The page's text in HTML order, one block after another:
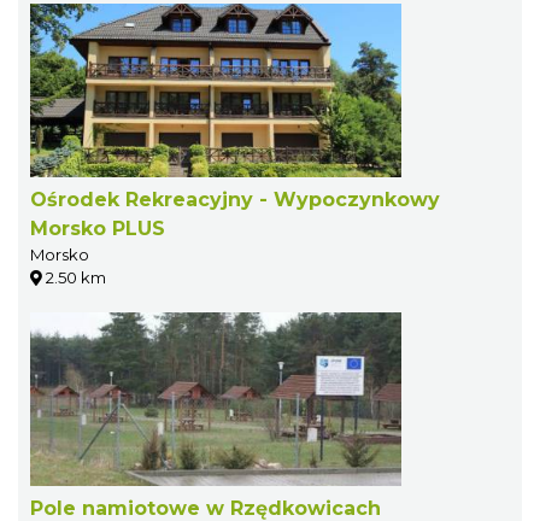
Ośrodek Rekreacyjny - Wypoczynkowy
Morsko PLUS
Morsko
2.50 km
Pole namiotowe w Rzędkowicach